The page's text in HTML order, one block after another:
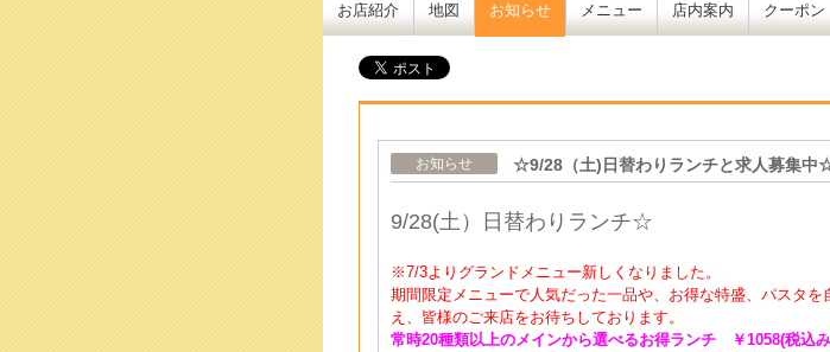
お店紹介 地図 お知らせ メニュー 店内案内 クーポン
お知らせ ☆9/28（土)日替わりランチと求人募集中
9/28(土 ） 日 替わ りランチ☆
※7/3よりグランドメニュー新しくなりました。
期間限定メニューで人気だった一品や、お得な特盛、パスタ
え、皆様のご来店をお待ちしております。
常時20種類以上のメインから選べるお得ランチ ￥1058(税込